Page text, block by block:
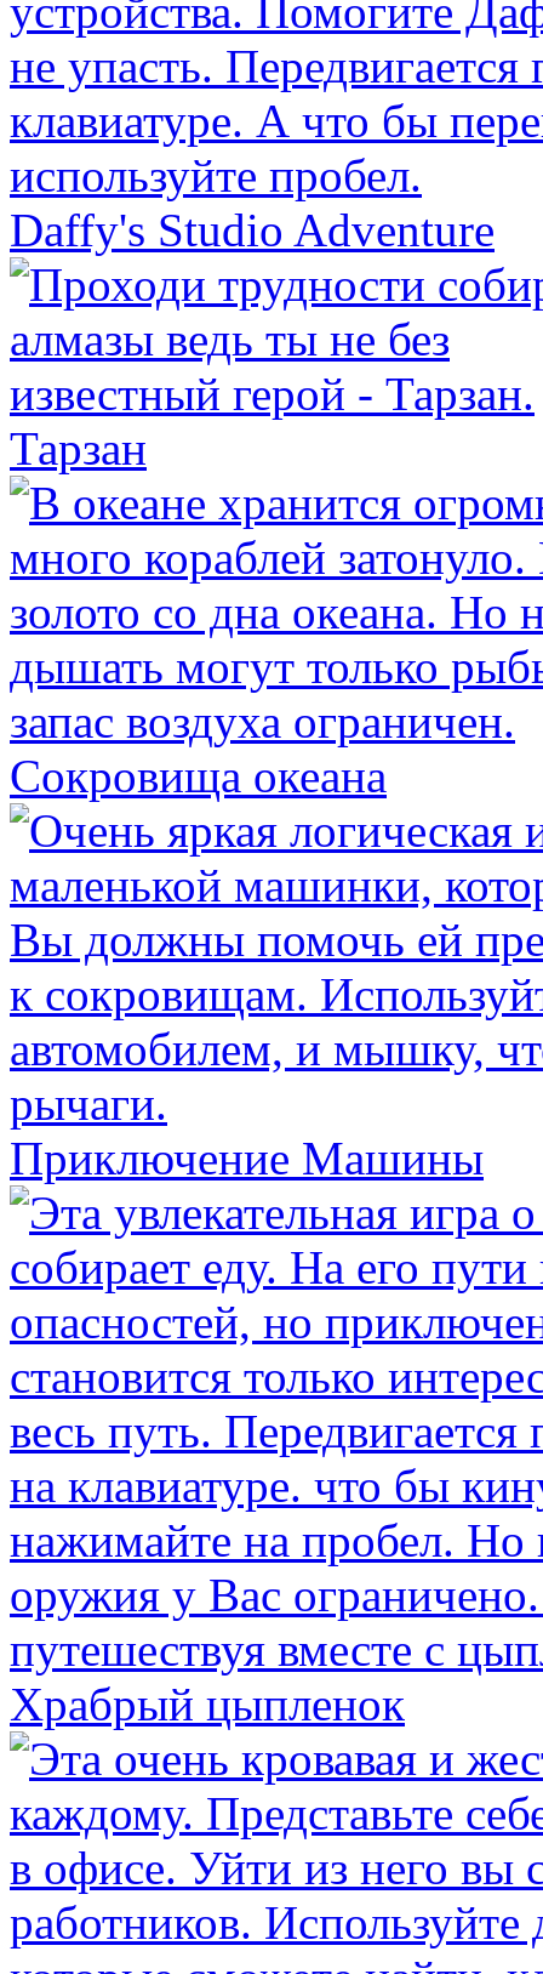
Daffy's Studio Adventure
Тарзан
Сокровища океана
Приключение Машины
Храбрый цыпленок